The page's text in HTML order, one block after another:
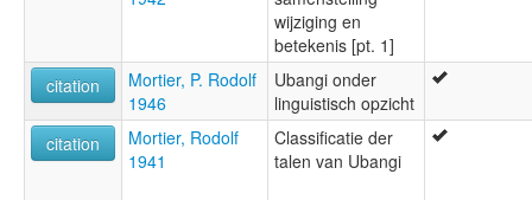
wijziging en
betekenis [pt. 1]
citation
Mortier, P. Rodolf
1946
Ubangi onder
linguistisch opzicht
citation
Mortier, Rodolf
1941
Classificatie der
talen van Ubangi